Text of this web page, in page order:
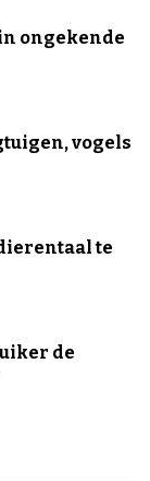
ongekende
vogels
te
de